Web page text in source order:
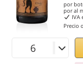
por
por al
IVA
Precio